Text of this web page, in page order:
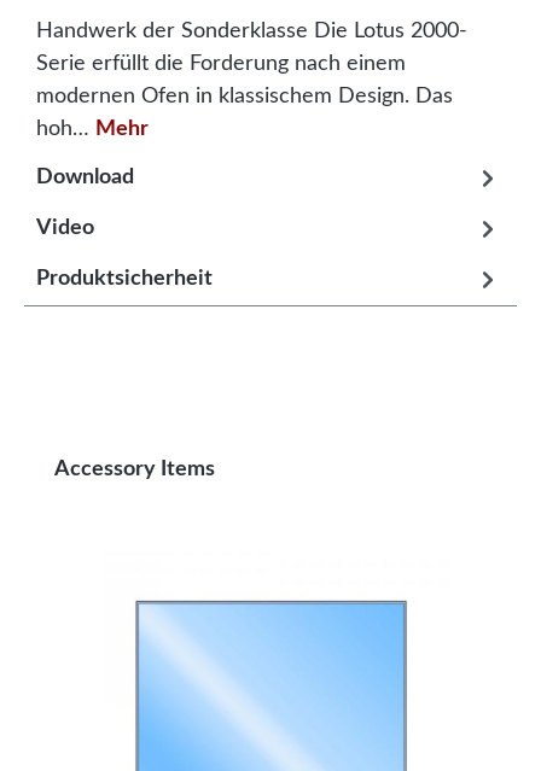
Handwerk der Sonderklasse Die Lotus 2000-
Serie erfüllt die Forderung nach einem
modernen Ofen in klassischem Design. Das
hoh… Mehr
Download
Video
Produktsicherheit
Produktgalerie überspringen
Accessory Items